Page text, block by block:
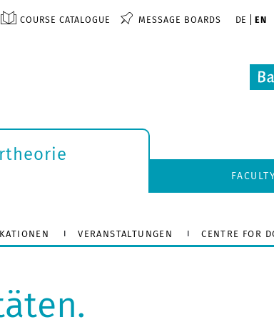
COURSE CATALOGUE MESSAGE BOARDS DE EN
VERANSTALTUNGEN CENTRE FOR